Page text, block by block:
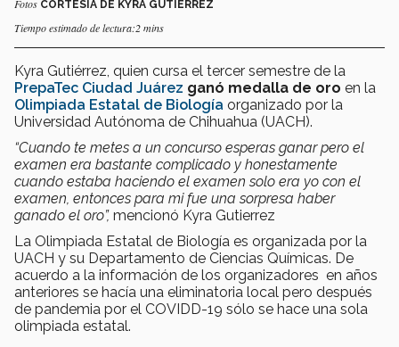
Fotos CORTESÍA DE KYRA GUTIERREZ
Tiempo estimado de lectura:2 mins
Kyra Gutiérrez, quien cursa el tercer semestre de la
PrepaTec Ciudad Juárez ganó medalla de oro en la
Olimpiada Estatal de Biología organizado por la
Universidad Autónoma de Chihuahua (UACH).
“Cuando te metes a un concurso esperas ganar pero el
examen era bastante complicado y honestamente
cuando estaba haciendo el examen solo era yo con el
examen, entonces para mi fue una sorpresa haber
ganado el oro”, mencionó Kyra Gutierrez
La Olimpiada Estatal de Biología es organizada por la
UACH y su Departamento de Ciencias Químicas. De
acuerdo a la información de los organizadores en años
anteriores se hacía una eliminatoria local pero después
de pandemia por el COVIDD-19 sólo se hace una sola
olimpiada estatal.